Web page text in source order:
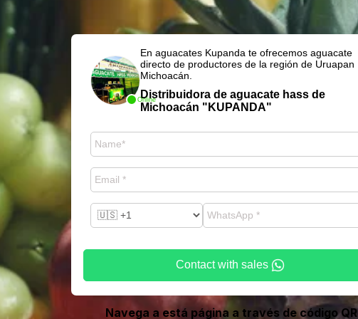
Online
En aguacates Kupanda te ofrecemos aguacate
directo de productores de la región de Uruapan
Michoacán.
Distribuidora de aguacate hass de
Michoacán "KUPANDA"
Contact with sales
Navega a está página a través de código QR